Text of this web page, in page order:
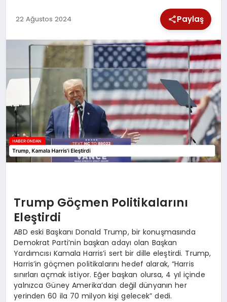
EKONOMI
TEKNOLOJI
YAŞAM
22 Ağustos 2024 Paylaş
Trump Göçmen Politikalarını
Eleştirdi
ABD eski Başkanı Donald Trump, bir konuşmasında
Demokrat Parti’nin başkan adayı olan Başkan
Yardımcısı Kamala Harris’i sert bir dille eleştirdi. Trump,
Harris’in göçmen politikalarını hedef alarak, “Harris
sınırları açmak istiyor. Eğer başkan olursa, 4 yıl içinde
yalnızca Güney Amerika’dan değil dünyanın her
yerinden 60 ila 70 milyon kişi gelecek” dedi.